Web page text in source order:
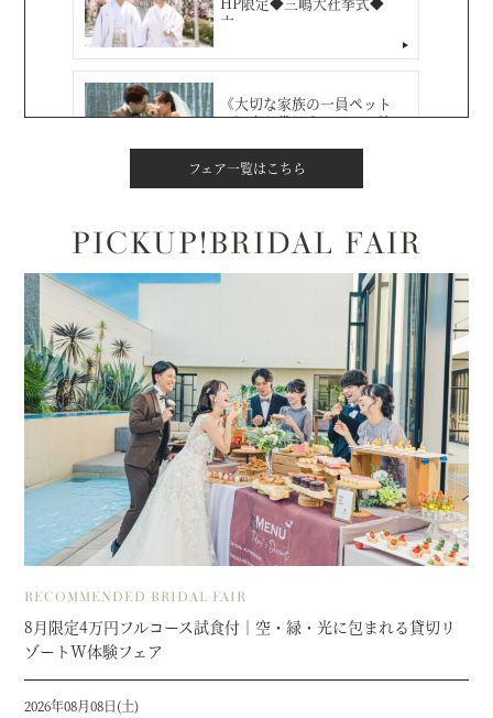
フェア一覧はこちら
PICKUP!BRIDAL FAIR
RECOMMENDED BRIDAL FAIR
8月限定4万円フルコース試食付｜空・緑・光に包まれる貸切リ
ゾートW体験フェア
2026年08月08日(土)